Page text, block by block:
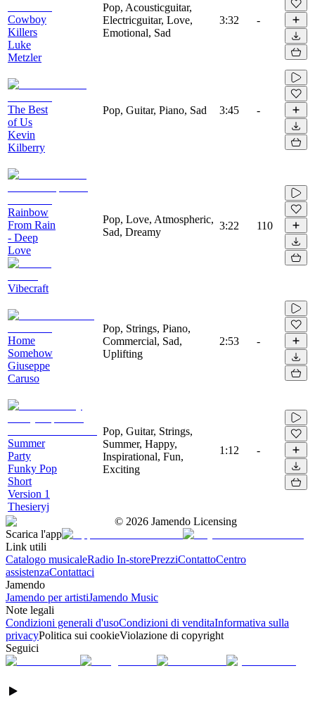
Cowboy
Killers
Luke
Metzler
Pop, Acousticguitar,
Electricguitar, Love,
Emotional, Sad
3:32 -
The Best
of Us
Kevin
Kilberry
Pop, Guitar, Piano, Sad 3:45 -
Rainbow
From Rain
- Deep
Love
Vibecraft
Pop, Love, Atmospheric,
Sad, Dreamy
3:22 110
Home
Somehow
Giuseppe
Caruso
Pop, Strings, Piano,
Commercial, Sad,
Uplifting
2:53 -
Summer
Party
Funky Pop
Short
Version 1
Thesieryj
Pop, Guitar, Strings,
Summer, Happy,
Inspirational, Fun,
Exciting
1:12 -
© 2026 Jamendo Licensing
Scarica l'app
Link utili
Catalogo musicaleRadio In-storePrezziContattoCentro
assistenzaContattaci
Jamendo
Jamendo per artistiJamendo Music
Note legali
Condizioni generali d'usoCondizioni di venditaInformativa sulla
privacyPolitica sui cookieViolazione di copyright
Seguici